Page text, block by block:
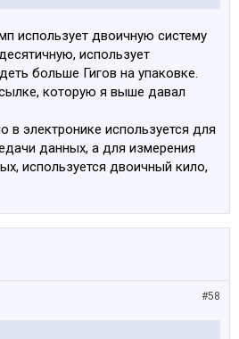
использует двоичную систему
использует
больше Гигов на упаковке.
которую я выше давал
в электронике используется для
данных, а для измерения
используется двоичный кило,
#58